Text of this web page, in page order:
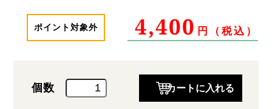
ポイント対象外 4,400 円（税込）
個数